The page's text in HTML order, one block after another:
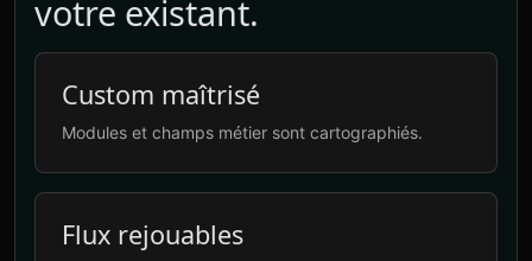
votre existant.
Custom maîtrisé
Modules et champs métier sont cartographiés.
Flux rejouables